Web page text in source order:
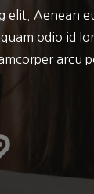
elit. Aenean
odio id
arcu